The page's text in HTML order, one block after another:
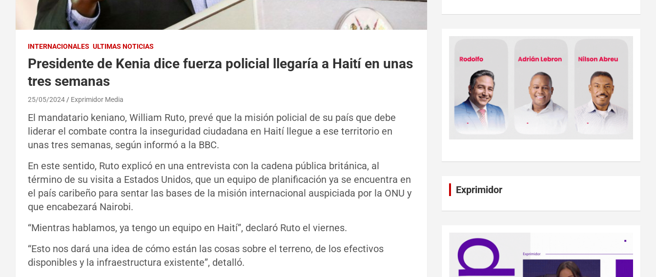
INTERNACIONALES ULTIMAS NOTICIAS
Presidente de Kenia dice fuerza policial llegaría a Haití en unas
tres semanas
25/05/2024 Exprimidor Media
El mandatario keniano, William Ruto, prevé que la misión policial de su país que debe
liderar el combate contra la inseguridad ciudadana en Haití llegue a ese territorio en
unas tres semanas, según informó a la BBC.
En este sentido, Ruto explicó en una entrevista con la cadena pública británica, al
término de su visita a Estados Unidos, que un equipo de planificación ya se encuentra en
el país caribeño para sentar las bases de la misión internacional auspiciada por la ONU y
que encabezará Nairobi.
“Mientras hablamos, ya tengo un equipo en Haití”, declaró Ruto el viernes.
“Esto nos dará una idea de cómo están las cosas sobre el terreno, de los efectivos
disponibles y la infraestructura existente”, detalló.
Exprimidor